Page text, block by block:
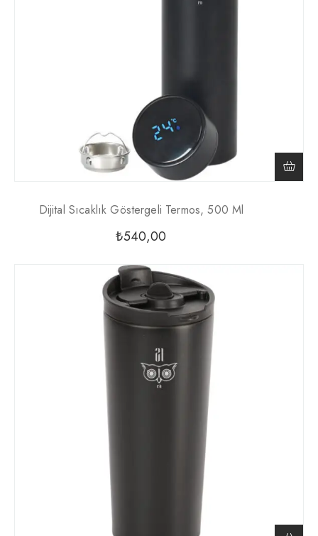
Dijital Sıcaklık Göstergeli Termos, 500 Ml
₺540,00